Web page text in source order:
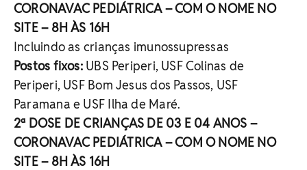
CORONAVAC PEDIÁTRICA – COM O NOME NO
SITE – 8H ÀS 16H
Incluindo as crianças imunossupressas
Postos fixos: UBS Periperi, USF Colinas de
Periperi, USF Bom Jesus dos Passos, USF
Paramana e USF Ilha de Maré.
2ª DOSE DE CRIANÇAS DE 03 E 04 ANOS –
CORONAVAC PEDIÁTRICA – COM O NOME NO
SITE – 8H ÀS 16H